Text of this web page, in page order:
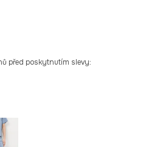
před poskytnutím slevy: